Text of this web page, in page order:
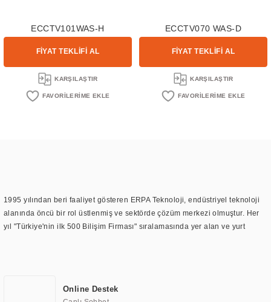
ECCTV101WAS-H
FİYAT TEKLİFİ AL
KARŞILAŞTIR
ECCTV070 WAS-D
FİYAT TEKLİFİ AL
KARŞILAŞTIR
1995 yılından beri faaliyet gösteren ERPA Teknoloji, endüstriyel teknoloji
alanında öncü bir rol üstlenmiş ve sektörde çözüm merkezi olmuştur. Her
yıl "Türkiye'nin ilk 500 Bilişim Firması" sıralamasında yer alan ve yurt
TOCHI markası altında kendi ürettiği ürünlerde kullanmıştır. Günümüzde
Online Destek